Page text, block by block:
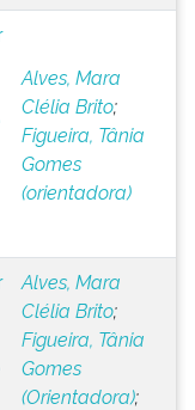
Alves, Mara
Clélia Brito;
Figueira, Tânia
Gomes
(orientadora)
Alves, Mara
Clélia Brito;
Figueira, Tânia
Gomes
(Orientadora);